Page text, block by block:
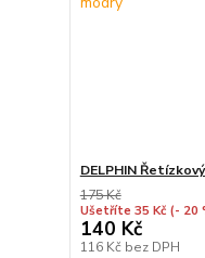
DELPHIN
175 Kč
Ušetříte 35 Kč (- 20
140 Kč
116 Kč bez DPH